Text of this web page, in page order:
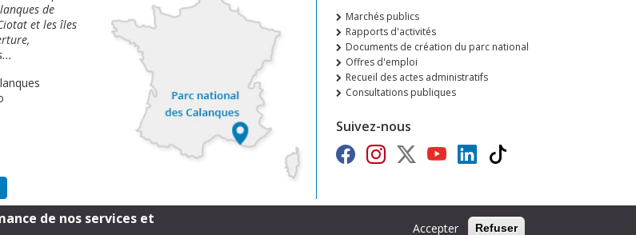
de
et les îles
Marchés publics
Rapports d'activités
Documents de création du parc national
Offres d'emploi
Recueil des actes administratifs
Consultations publiques
Suivez-nous
Footer
Mentions légales
de nos services et
Accepter Refuser